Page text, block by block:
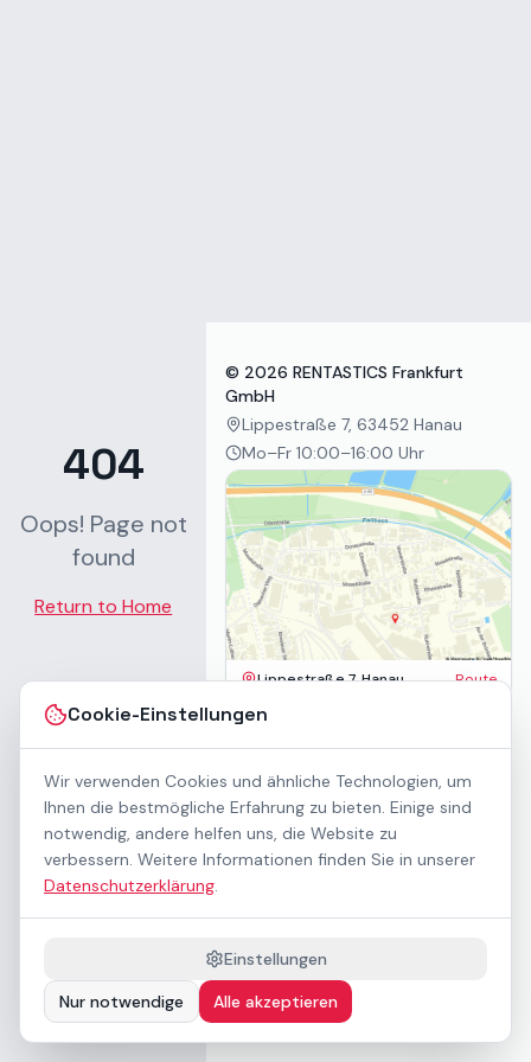
Cookie-Einstellungen
Wir verwenden Cookies und ähnliche Technologien, um
Ihnen die bestmögliche Erfahrung zu bieten. Einige sind
notwendig, andere helfen uns, die Website zu
verbessern. Weitere Informationen finden Sie in unserer
Datenschutzerklärung.
Einstellungen
Nur notwendige
Alle akzeptieren
404
Oops! Page not
found
Return to Home
© 2026 RENTASTICS Frankfurt
GmbH
Lippestraße 7, 63452 Hanau
Mo–Fr 10:00–16:00 Uhr
Lippestraße 7, Hanau Route
Impressum
Barrierefreiheit
Kontakt
Mietbedingungen
Cookie-Einstellungen
Downloads
Preisliste (PDF)
Barrierefrei nach WCAG 2.1 AA